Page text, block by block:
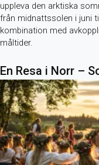
uppleva den arktiska
från midnattssolen i juni
kombination med
måltider.
En Resa i Norr –